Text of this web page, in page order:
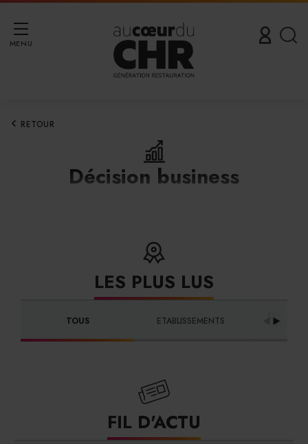
MENU
RETOUR
Décision business
LES PLUS LUS
TOUS ETABLISSEMENTS
FIL D'ACTU